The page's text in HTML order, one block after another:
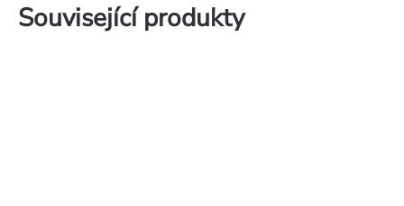
Související produkty